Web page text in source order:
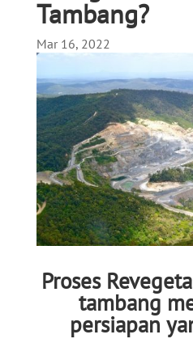
Tambang?
Mar 16, 2022
Proses
tambang
persiapan